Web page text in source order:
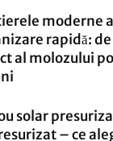
moderne
rapidă:
al molozului
solar
– ce